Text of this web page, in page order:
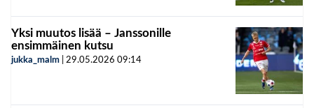
Yksi muutos lisää – Janssonille
ensimmäinen kutsu
jukka_malm 29.05.2026 09:14